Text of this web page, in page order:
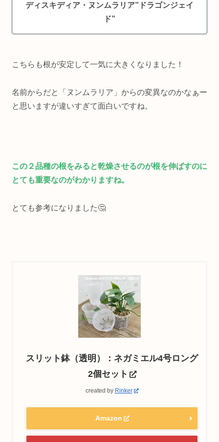
ディスキディア・ヌンムラリア”ドラゴンジェイ
ド”
こちらも根が安定して一気に大きくなりました！
名前からだと「ヌンムラリア」からの変異なのかなぁー
と思いますが違いすぎて面白いですね。
この２品種の根をみると乾燥させるのが根を伸ばすのに
とても重要なのがわかりますね。
とても参考になりました🤔
スリット鉢（透明）：ネガミエル4号ロング
2個セット
created by Rinker
Amazon